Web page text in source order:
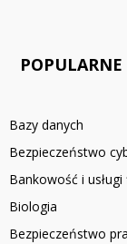
Bazy danych
Bezpieczeństwo
Bankowość i
Biologia
Bezpieczeństwo